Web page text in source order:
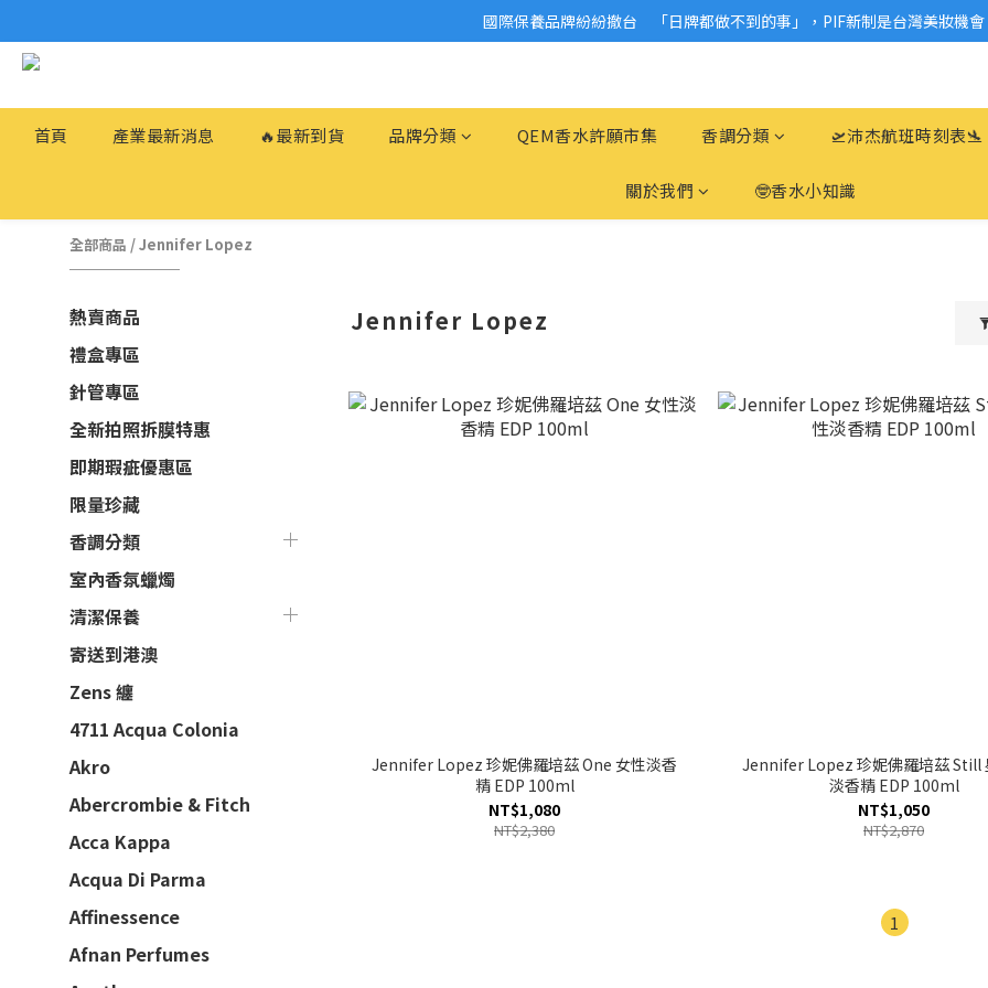
2026美妝小樣、試用品變少？PIF化妝品身分證7月上路！消費者必懂5觀
國際保養品牌紛紛撤台　「日牌都做不到的事」，PIF新制是台灣美妝機會
首頁 產業最新消息 🔥最新到貨 品牌分類 QEM香水許願市集 香調分類 🛫沛杰航班時刻表🛬
關於我們 🤓香水小知識
全部商品 /Jennifer Lopez
熱賣商品
禮盒專區
針管專區
全新拍照拆膜特惠
即期瑕疵優惠區
限量珍藏
香調分類
室內香氛蠟燭
清潔保養
寄送到港澳
Zens 纏
4711 Acqua Colonia
Akro
Abercrombie & Fitch
Acca Kappa
Acqua Di Parma
Affinessence
Afnan Perfumes
Jennifer Lopez
Jennifer Lopez 珍妮佛羅培茲 One 女性淡香
精 EDP 100ml
NT$1,080
NT$2,380
Jennifer Lopez 珍妮佛羅培茲 Still
淡香精 EDP 100ml
NT$1,050
NT$2,870
1